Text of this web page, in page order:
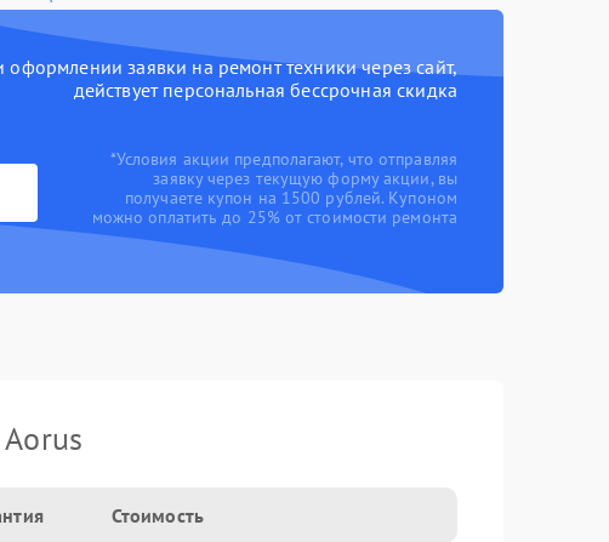
оформлении заявки на ремонт техники через сайт,
действует персональная бессрочная скидка
*Условия акции предполагают, что отправляя
заявку через текущую форму акции, вы
получаете купон на 1500 рублей. Купоном
можно оплатить до 25% от стоимости ремонта
Стоимость